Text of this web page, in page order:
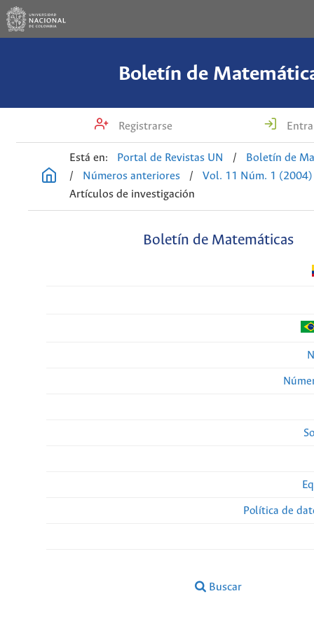
Boletín de
Registrarse
Está en: Portal de Revistas UN /
Boletín de
/
Números anteriores /
Vol. 11 Núm. 1 (2004)
Artículos de investigación
Boletín de Matemáticas
Política de
Buscar